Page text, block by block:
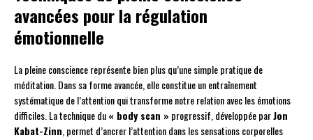
avancées pour la régulation
émotionnelle
La pleine conscience représente bien plus qu’une simple pratique de
méditation. Dans sa forme avancée, elle constitue un entraînement
systématique de l’attention qui transforme notre relation avec les émotions
difficiles. La technique du« body scan » progressif, développée parJon
Kabat-Zinn, permet d’ancrer l’attention dans les sensations corporelles